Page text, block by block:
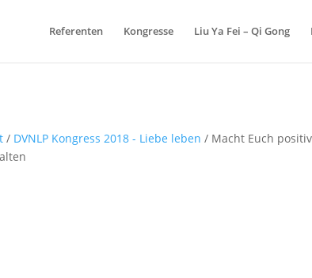
Referenten Kongresse Liu Ya Fei – Qi Gong
/ DVNLP Kongress 2018 - Liebe leben / Macht Euch